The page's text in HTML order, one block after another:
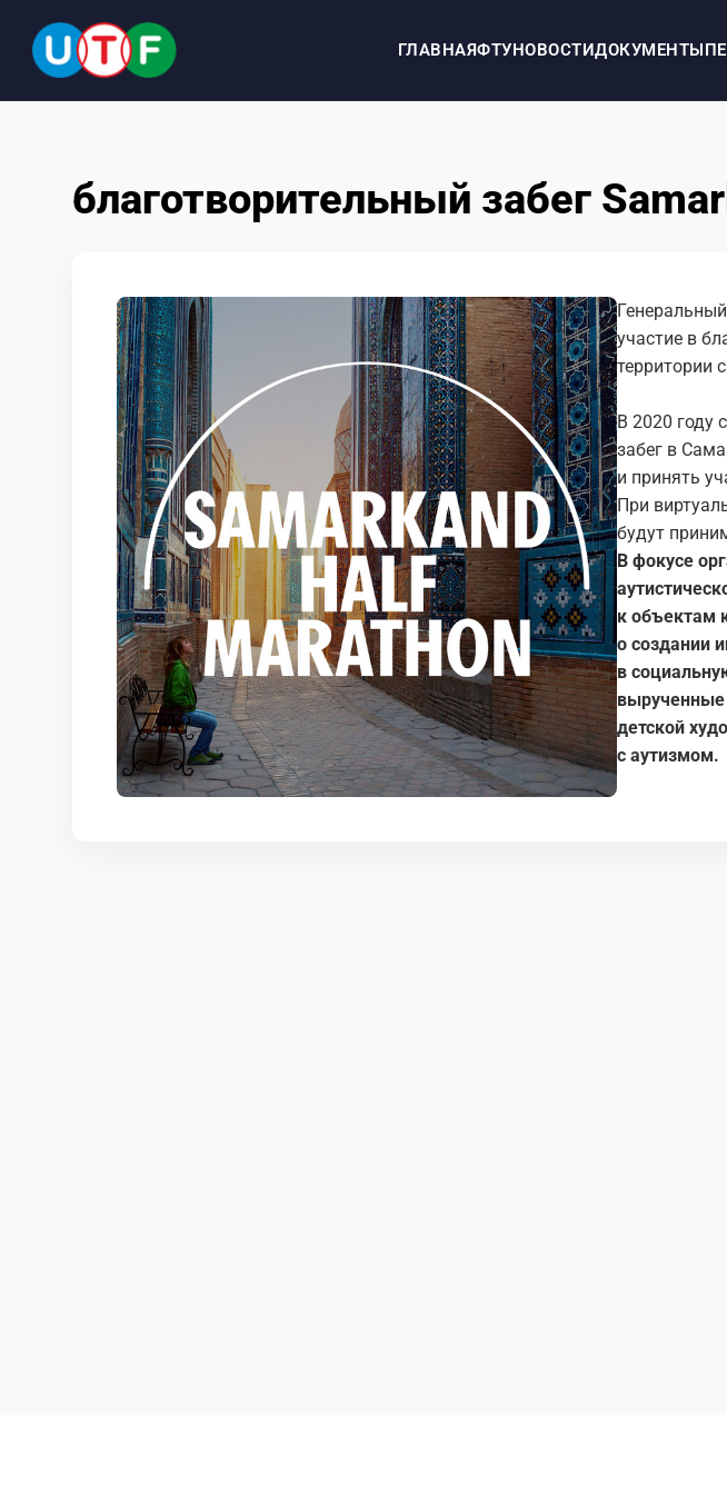
ГЛАВНАЯФТУНОВОСТИДОКУМЕНТЫ
НОВОСТИ
ДОКУМЕНТЫ
ПЕРСОНАЛИИ
КОНТАКТЫ
благотворительный забег
участие в
территории
В 2020 году
забег в
и принять
При
будут
В фокусе
к объектам
о создании
в
вырученные
детской
с аутизмом.